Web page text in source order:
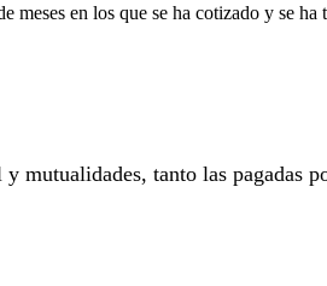
en los que se ha cotizado y se
mutualidades, tanto las pagadas